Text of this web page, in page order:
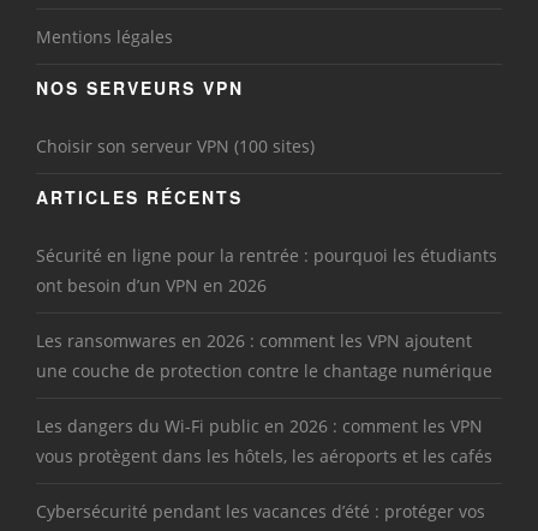
Mentions légales
NOS SERVEURS VPN
Choisir son serveur VPN (100 sites)
ARTICLES RÉCENTS
Sécurité en ligne pour la rentrée : pourquoi les étudiants
ont besoin d’un VPN en 2026
Les ransomwares en 2026 : comment les VPN ajoutent
une couche de protection contre le chantage numérique
Les dangers du Wi-Fi public en 2026 : comment les VPN
vous protègent dans les hôtels, les aéroports et les cafés
Cybersécurité pendant les vacances d’été : protéger vos